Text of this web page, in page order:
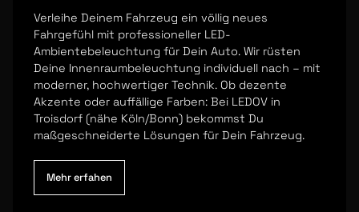
Verleihe Deinem Fahrzeug ein völlig neues
Fahrgefühl mit professioneller LED-
Ambientebeleuchtung für Dein Auto. Wir rüsten
Deine Innenraumbeleuchtung individuell nach – mit
moderner, hochwertiger Technik. Ob dezente
Akzente oder auffällige Farben: Bei LEDOV in
Troisdorf (nähe Köln/Bonn) bekommst Du
maßgeschneiderte Lösungen für Dein Fahrzeug.
Mehr erfahen